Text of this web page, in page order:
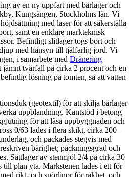
av en ny uppfart med bärlager och
Kungsängen, Stockholms län. Vi
med laser för att säkerställa
samt en enklare markteknisk
Befintligt slitlager togs bort och
med hänsyn till tjälfarlig jord. Vi
i samarbete med Dränering
jämnt tvärfall på cirka 2 procent och en
lösning på tomten, så att vatten
(geotextil) för att skilja bärlager
uppblandning. Kantstöd i betong
för att låsa uppbyggnaden och
0/63 lades i flera skikt, cirka 200–
och packades stegvis med
bärighet; packningsgrad och
Sättlager av stenmjöl 2/4 på cirka 30
till plan yta. Markstenen lades i ett för
rikt- och snörlinor för rakhet, och